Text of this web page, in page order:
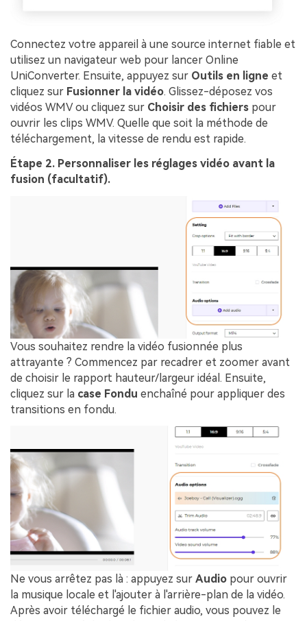
Connectez votre appareil à une source internet fiable et
utilisez un navigateur web pour lancer Online
UniConverter. Ensuite, appuyez sur Outils en ligne et
cliquez sur Fusionner la vidéo. Glissez-déposez vos
vidéos WMV ou cliquez sur Choisir des fichiers pour
ouvrir les clips WMV. Quelle que soit la méthode de
téléchargement, la vitesse de rendu est rapide.
Étape 2. Personnaliser les réglages vidéo avant la
fusion (facultatif).
Vous souhaitez rendre la vidéo fusionnée plus
attrayante ? Commencez par recadrer et zoomer avant
de choisir le rapport hauteur/largeur idéal. Ensuite,
cliquez sur la case Fondu enchaîné pour appliquer des
transitions en fondu.
Ne vous arrêtez pas là : appuyez sur Audio pour ouvrir
la musique locale et l'ajouter à l'arrière-plan de la vidéo.
Après avoir téléchargé le fichier audio, vous pouvez le